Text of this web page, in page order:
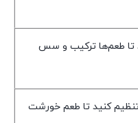
تا طعم‌ها ترکیب و سس
کنید تا طعم خورشت